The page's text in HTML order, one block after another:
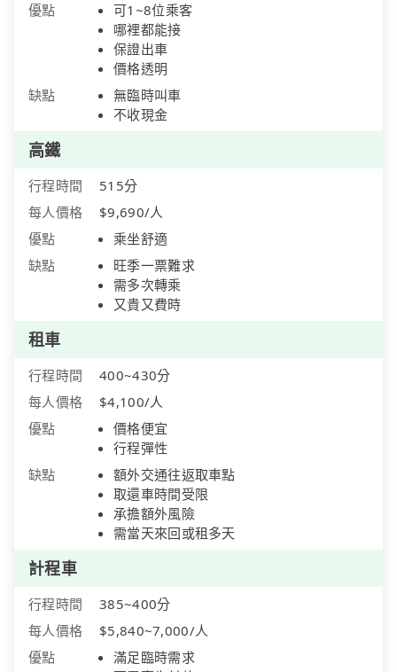
優點
可1~8位乘客
哪裡都能接
保證出車
價格透明
缺點
無臨時叫車
不收現金
高鐵
行程時間
515分
每人價格
$9,690/人
優點
乘坐舒適
缺點
旺季一票難求
需多次轉乘
又貴又費時
租車
行程時間
400~430分
每人價格
$4,100/人
優點
價格便宜
行程彈性
缺點
額外交通往返取車點
取還車時間受限
承擔額外風險
需當天來回或租多天
計程車
行程時間
385~400分
每人價格
$5,840~7,000/人
優點
滿足臨時需求